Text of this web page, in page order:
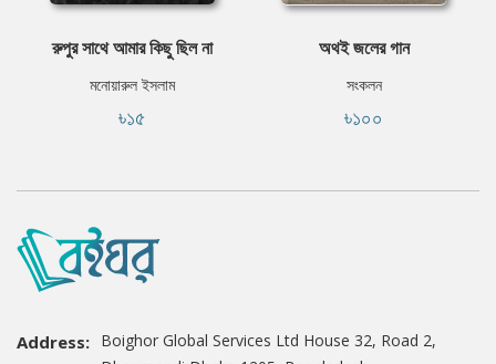
রুপুর সাথে আমার কিছু ছিল না
মনোয়ারুল ইসলাম
৳১৫
অথই জলের গান
সংকলন
৳১০০
Address: Boighor Global Services Ltd House 32, Road 2,